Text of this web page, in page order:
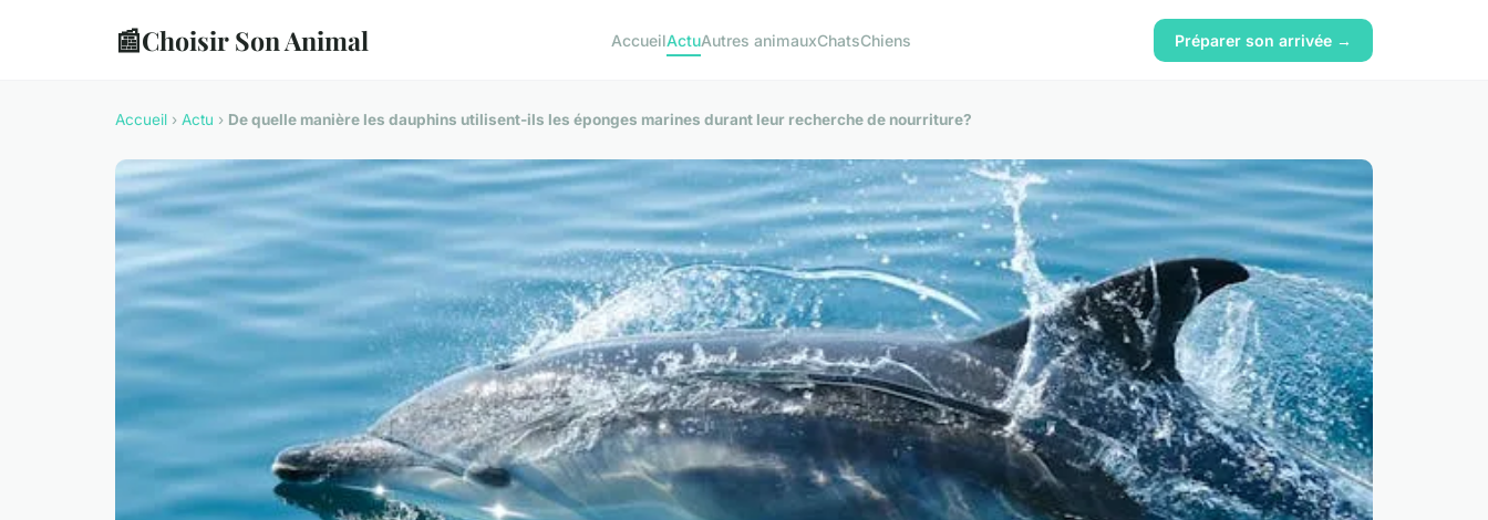
📰Choisir Son Animal AccueilActuAutres animauxChatsChiens Préparer son arrivée →
Accueil › Actu › De quelle manière les dauphins utilisent-ils les éponges marines durant leur recherche de nourriture?